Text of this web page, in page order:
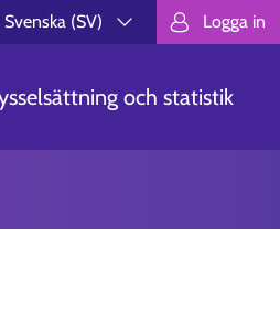
Svenska (SV)
Välj språk.
Logga in
och statistik